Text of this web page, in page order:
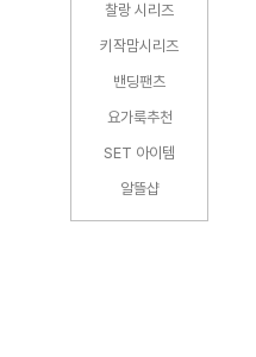
찰랑 시리즈
키작맘시리즈
밴딩팬츠
요가룩추천
SET 아이템
알뜰샵